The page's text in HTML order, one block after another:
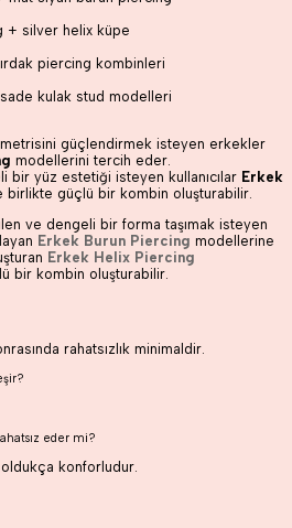
+ silver helix küpe
piercing kombinleri
kulak stud modelleri
güçlendirmek isteyen erkekler
modellerini tercih eder.
bir yüz estetiği isteyen kullanıcılar Erkek
birlikte güçlü bir kombin oluşturabilir.
ve dengeli bir forma taşımak isteyen
Erkek Burun Piercing modellerine
Erkek Helix Piercing
bir kombin oluşturabilir.
rahatsızlık minimaldir.
eder mi?
konforludur.